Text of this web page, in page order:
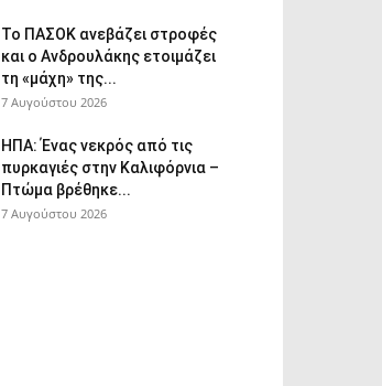
Το ΠΑΣΟΚ ανεβάζει στροφές
και ο Ανδρουλάκης ετοιμάζει
τη «μάχη» της...
7 Αυγούστου 2026
ΗΠΑ: Ένας νεκρός από τις
πυρκαγιές στην Καλιφόρνια –
Πτώμα βρέθηκε...
7 Αυγούστου 2026